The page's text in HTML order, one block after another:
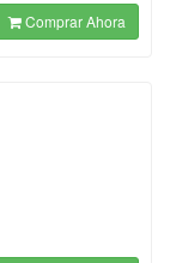
Comprar Ahora